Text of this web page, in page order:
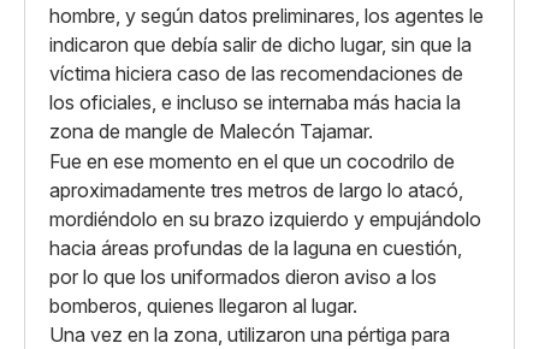
hombre, y según datos preliminares, los agentes le
indicaron que debía salir de dicho lugar, sin que la
víctima hiciera caso de las recomendaciones de
los oficiales, e incluso se internaba más hacia la
zona de mangle de Malecón Tajamar.
Fue en ese momento en el que un cocodrilo de
aproximadamente tres metros de largo lo atacó,
mordiéndolo en su brazo izquierdo y empujándolo
hacia áreas profundas de la laguna en cuestión,
por lo que los uniformados dieron aviso a los
bomberos, quienes llegaron al lugar.
Una vez en la zona, utilizaron una pértiga para